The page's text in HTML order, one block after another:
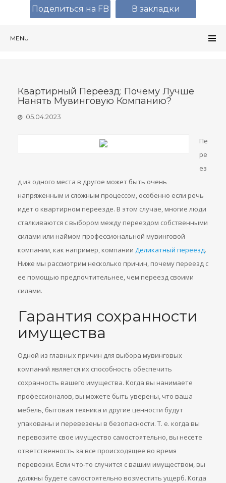
MENU
Квартирный Переезд: Почему Лучше
Нанять Мувинговую Компанию?
05.04.2023
Пе
ре
ез
д из одного места в другое может быть очень
напряженным и сложным процессом, особенно если речь
идет о квартирном переезде. В этом случае, многие люди
сталкиваются с выбором между переездом собственными
силами или наймом профессиональной мувинговой
компании, как например, компании Деликатный переезд.
Ниже мы рассмотрим несколько причин, почему переезд с
ее помощью предпочтительнее, чем переезд своими
силами.
Гарантия сохранности
имущества
Одной из главных причин для выбора мувинговых
компаний является их способность обеспечить
сохранность вашего имущества. Когда вы нанимаете
профессионалов, вы можете быть уверены, что ваша
мебель, бытовая техника и другие ценности будут
упакованы и перевезены в безопасности. Т. е. когда вы
перевозите свое имущество самостоятельно, вы несете
ответственность за все происходящее во время
перевозки. Если что-то случится с вашим имуществом, вы
должны будете самостоятельно возместить ущерб. Когда
Поделиться на FB В закладки